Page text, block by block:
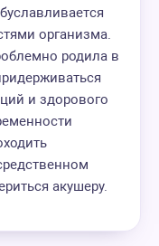
организма.
родила в
и здорового
акушеру.